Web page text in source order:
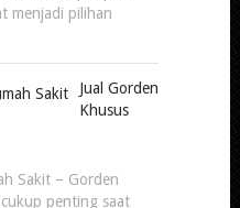
menjadi pilihan
Jual Gorden
Khusus
Sakit – Gorden
penting saat